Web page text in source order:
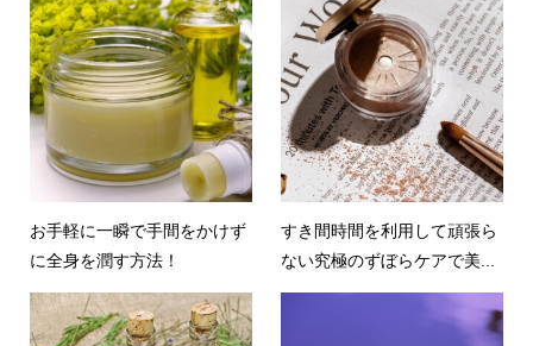
お手軽に一瞬で手間をかけず
に全身を潤す方法！
すき間時間を利用して頑張ら
ない究極のずぼらケアで美...